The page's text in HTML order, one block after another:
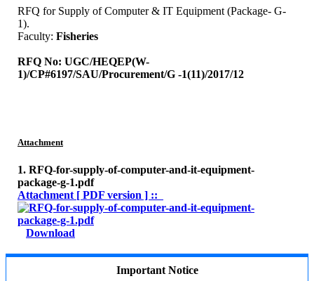
RFQ for Supply of Computer & IT Equipment (Package- G-
1).
Faculty: Fisheries
RFQ No: UGC/HEQEP(W-
1)/CP#6197/SAU/Procurement/G -1(11)/2017/12
Attachment
1. RFQ-for-supply-of-computer-and-it-equipment-
package-g-1.pdf
Attachment [ PDF version ] ::
Download
Important Notice